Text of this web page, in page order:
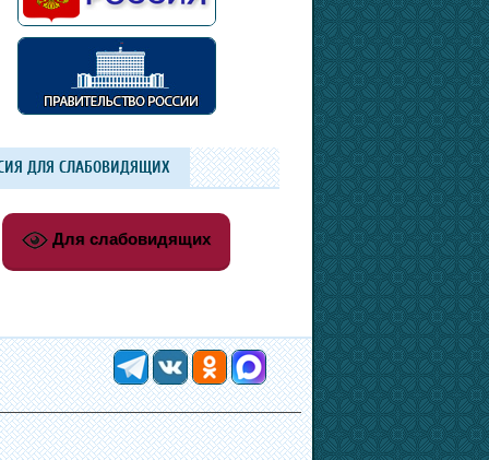
ДЛЯ СЛАБОВИДЯЩИХ
Для слабовидящих